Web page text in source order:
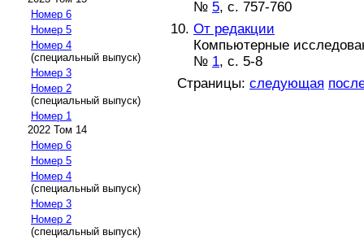
Номер 6
Номер 5
Номер 4
(специальный выпуск)
Номер 3
Номер 2
(специальный выпуск)
Номер 1
2022 Том 14
Номер 6
Номер 5
Номер 4
(специальный выпуск)
Номер 3
Номер 2
(специальный выпуск)
№ 5, с. 757-760
От редакции
Компьютерные
№ 1, с. 5-8
Страницы: следующая